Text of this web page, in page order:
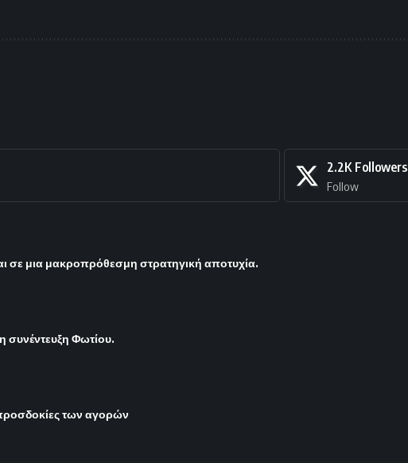
2.2K Followers
Follow
σε μια μακροπρόθεσμη στρατηγική αποτυχία.
συνέντευξη Φωτίου.
προσδοκίες των αγορών